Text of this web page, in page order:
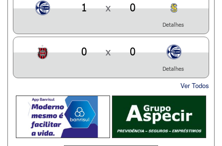
1 x 0
Detalhes
0 x 0
Detalhes
Ver Todos